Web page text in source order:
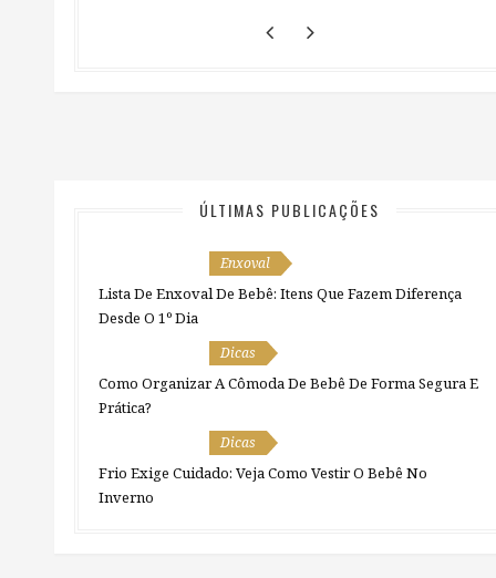
ÚLTIMAS PUBLICAÇÕES
Enxoval
Lista De Enxoval De Bebê: Itens Que Fazem Diferença
Desde O 1º Dia
Dicas
Como Organizar A Cômoda De Bebê De Forma Segura E
Prática?
Dicas
Frio Exige Cuidado: Veja Como Vestir O Bebê No
Inverno